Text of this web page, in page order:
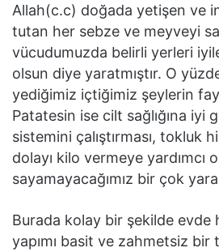
Allah(c.c) doğada yetişen ve
tutan her sebze ve meyveyi
vücudumuzda belirli yerleri
olsun diye yaratmıştır. O
yediğimiz içtiğimiz şeylerin
Patatesin ise cilt sağlığına iyi
sistemini çalıştırması, tokluk
dolayı kilo vermeye yardımcı
sayamayacağımız bir çok
Burada kolay bir şekilde evde
yapımı basit ve zahmetsiz bir